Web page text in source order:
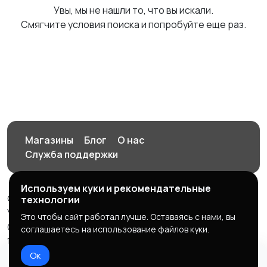
Увы, мы не нашли то, что вы искали.
Смягчите условия поиска и попробуйте еще раз.
Магазины Блог
О нас
Служба поддержки
© 2026 Орен-АЙ - Авто | Недвижимость | Работа |
Услуги
Создал Карусов Е.С ООО "ЦПК" ИНН 5609203278 ОГРН
1235600008841
Правила сервиса
Используем куки и рекомендательные
технологии
Это чтобы сайт работал лучше. Оставаясь с нами, вы
соглашаетесь на использование файлов куки.
Ок